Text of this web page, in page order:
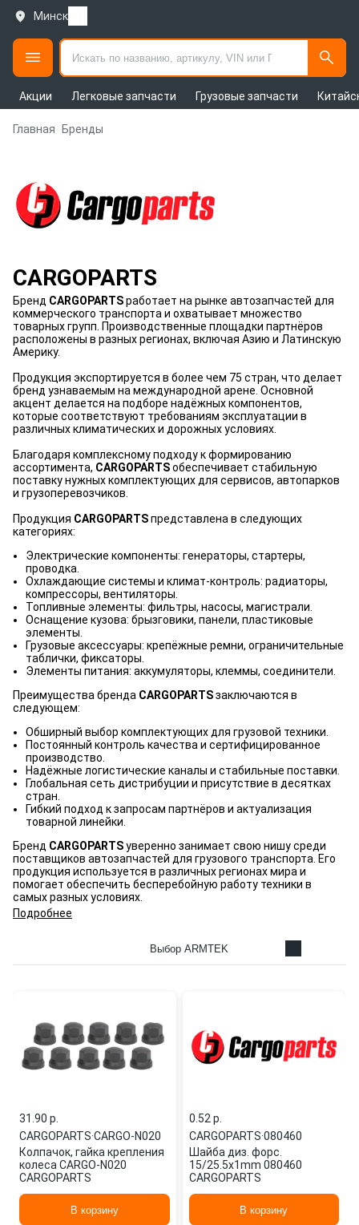
Минск
Акции Легковые запчасти Грузовые запчасти
Главная Бренды
CARGOPARTS
Бренд CARGOPARTSработает на рынке автозапчастей для
коммерческого транспорта и охватывает множество
товарных групп. Производственные площадки партнёров
расположены в разных регионах, включая Азию и Латинскую
Америку.
Продукция экспортируется в более чем 75 стран, что делает
бренд узнаваемым на международной арене. Основной
акцент делается на подборе надёжных компонентов,
которые соответствуют требованиям эксплуатации в
различных климатических и дорожных условиях.
Благодаря комплексному подходу к формированию
ассортимента, CARGOPARTSобеспечивает стабильную
поставку нужных комплектующих для сервисов, автопарков
и грузоперевозчиков.
Продукция CARGOPARTSпредставлена в следующих
категориях:
Электрические компоненты: генераторы, стартеры,
проводка.
Охлаждающие системы и климат-контроль: радиаторы,
компрессоры, вентиляторы.
Топливные элементы: фильтры, насосы, магистрали.
Оснащение кузова: брызговики, панели, пластиковые
элементы.
Грузовые аксессуары: крепёжные ремни, ограничительные
таблички, фиксаторы.
Элементы питания: аккумуляторы, клеммы, соединители.
Преимущества бренда CARGOPARTSзаключаются в
следующем:
Обширный выбор комплектующих для грузовой техники.
Постоянный контроль качества и сертифицированное
производство.
Надёжные логистические каналы и стабильные поставки.
Глобальная сеть дистрибуции и присутствие в десятках
стран.
Гибкий подход к запросам партнёров и актуализация
товарной линейки.
Бренд CARGOPARTSуверенно занимает свою нишу среди
поставщиков автозапчастей для грузового транспорта. Его
продукция используется в различных регионах мира и
помогает обеспечить бесперебойную работу техники в
самых разных условиях.
Подробнее
Выбор ARMTEK
31.90 p.
CARGOPARTS·CARGO-N020
Колпачок, гайка крепления
колеса CARGO-N020
CARGOPARTS
В корзину
0.52 p.
CARGOPARTS·080460
Шайба диз. форс.
15/25.5x1mm 080460
CARGOPARTS
В корзину